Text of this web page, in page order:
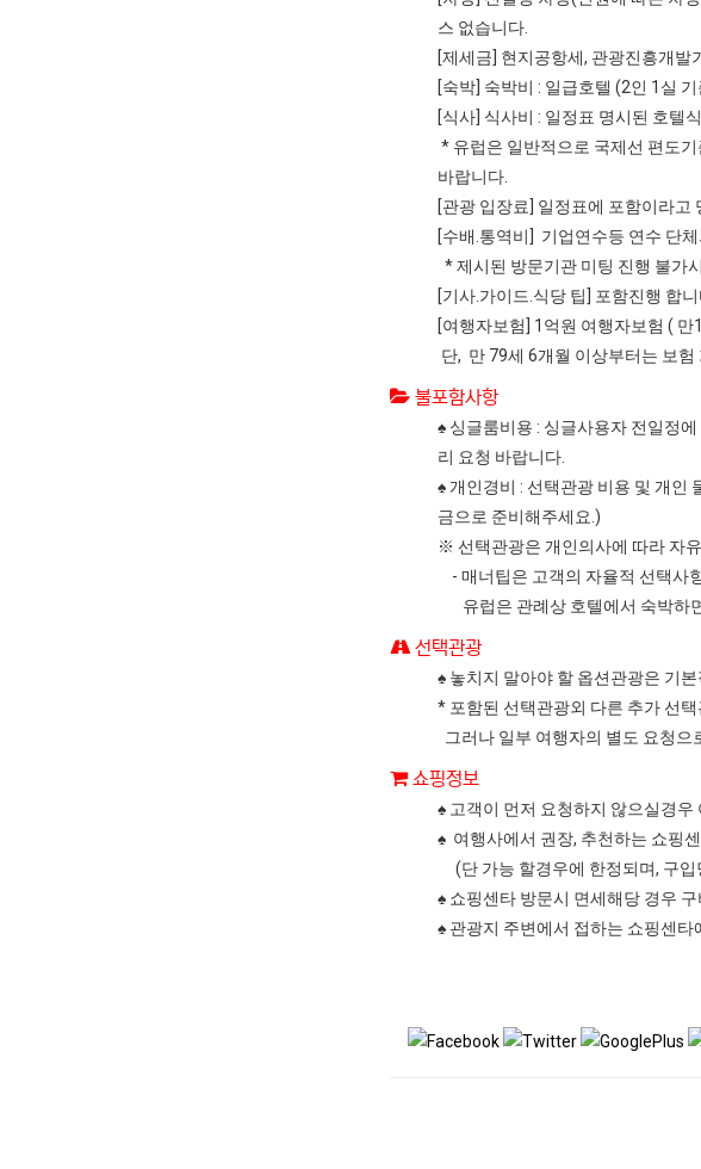
스 없습니다.
[제세금] 현지공항세, 관광진흥개발
[숙박] 숙박비 : 일급호텔 (2인 1실
[식사] 식사비 : 일정표 명시된 호텔
* 유럽은 일반적으로 국제선 편도
바랍니다.
[관광 입장료] 일정표에 포함이라고
[수배.통역비] 기업연수등 연수 단
* 제시된 방문기관 미팅 진행 불가
[기사.가이드.식당 팁] 포함진행 합
[여행자보험] 1억원 여행자보험 (
단, 만 79세 6개월 이상부터는 보
불포함사항
♠ 싱글룸비용 : 싱글사용자 전일정
리 요청 바랍니다.
♠ 개인경비 : 선택관광 비용 및 개인
금으로 준비해주세요.)
※ 선택관광은 개인의사에 따라 자
- 매너팁은 고객의 자율적 선택사
유럽은 관례상 호텔에서 숙박하
선택관광
♠ 놓치지 말아야 할 옵션관광은 기
* 포함된 선택관광외 다른 추가 선
그러나 일부 여행자의 별도 요청
쇼핑정보
♠ 고객이 먼저 요청하지 않으실경
♠ 여행사에서 권장, 추천하는 쇼핑
(단 가능 할경우에 한정되며, 구입
♠ 쇼핑센타 방문시 면세해당 경우
♠ 관광지 주변에서 접하는 쇼핑센